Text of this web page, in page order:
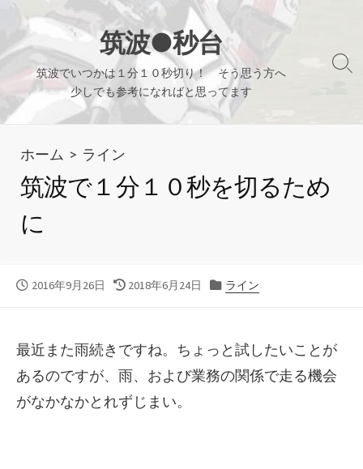
テ
ン
ツ
筑波●秒台
筑波でいつかは１分１０秒切り！ そう思う方へ
少しでも参考になればと思ってます
検
り
ホーム > ライン
筑波で１分１０秒を切るため
に
公
2016年9月26日
最
日
2018年6月24日
カ
リ
ー
ライン
最近また雨続きですね。ちょっと試したいことが
あるのですが、雨、および業務の関係で走る機会
がなかなかとれずじまい。